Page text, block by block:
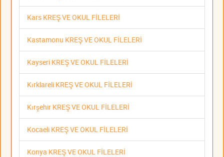
Kars KREŞ VE OKUL FİLELERİ
Kastamonu KREŞ VE OKUL FİLELERİ
Kayseri KREŞ VE OKUL FİLELERİ
Kırklareli KREŞ VE OKUL FİLELERİ
Kırşehir KREŞ VE OKUL FİLELERİ
Kocaeli KREŞ VE OKUL FİLELERİ
Konya KREŞ VE OKUL FİLELERİ